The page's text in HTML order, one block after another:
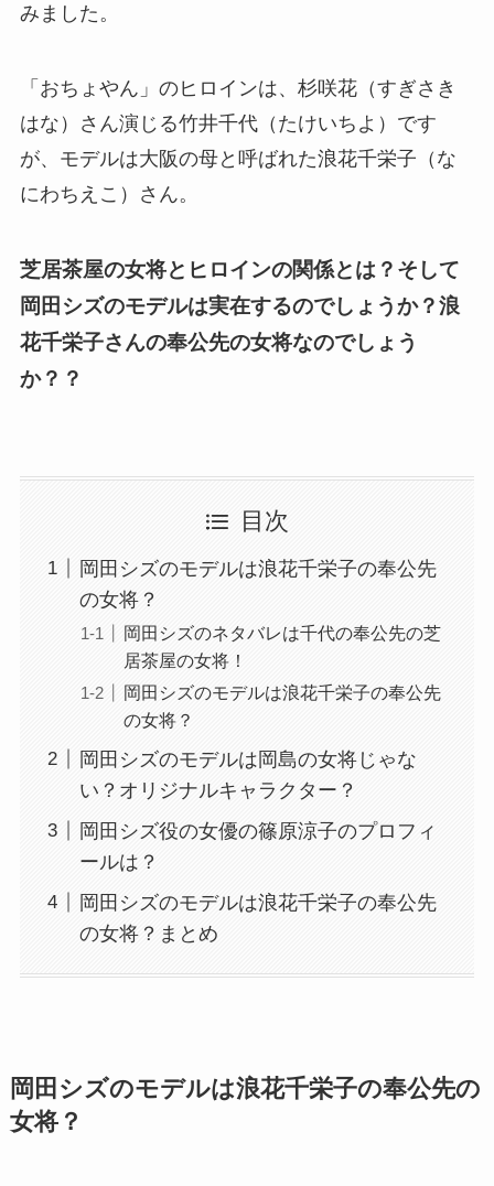
みました。
「おちょやん」のヒロインは、杉咲花（すぎさき
はな）さん演じる竹井千代（たけいちよ）です
が、モデルは大阪の母と呼ばれた浪花千栄子（な
にわちえこ）さん。
芝居茶屋の女将とヒロインの関係とは？そして
岡田シズのモデルは実在するのでしょうか？浪
花千栄子さんの奉公先の女将なのでしょう
か？？
目次
岡田シズのモデルは浪花千栄子の奉公先
の女将？
岡田シズのネタバレは千代の奉公先の芝
居茶屋の女将！
岡田シズのモデルは浪花千栄子の奉公先
の女将？
岡田シズのモデルは岡島の女将じゃな
い？オリジナルキャラクター？
岡田シズ役の女優の篠原涼子のプロフィ
ールは？
岡田シズのモデルは浪花千栄子の奉公先
の女将？まとめ
岡田シズのモデルは浪花千栄子の奉公先の
女将？